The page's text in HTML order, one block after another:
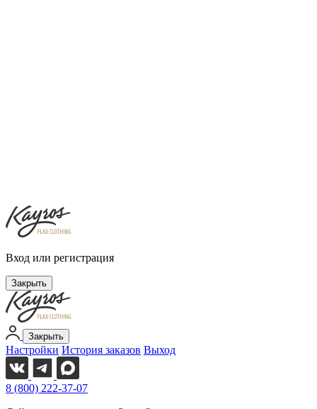
Вход или регистрация
Закрыть
Закрыть
Настройки История заказов Выход
8 (800) 222-37-07